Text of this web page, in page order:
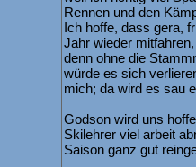
Rennen und den
Ich hoffe, dass gera,
Jahr wieder
denn ohne die
würde es sich
mich; da wird es sau
Godson wird uns
Skilehrer viel arbeit
Saison ganz gut